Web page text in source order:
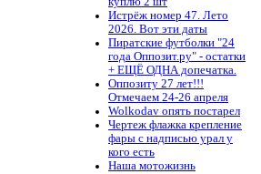
Истрёж номер 47. Лето
2026. Вот эти даты
Пиратские футболки "24
года Оппозит.ру" - остатки
+ ЕЩЁ ОДНА допечатка.
Оппозиту 27 лет!!!
Отмечаем 24-26 апреля
Wolkodav опять постарел
Чертеж флажка крепление
фары с надписью урал у
кого есть
Наша мотожизнь